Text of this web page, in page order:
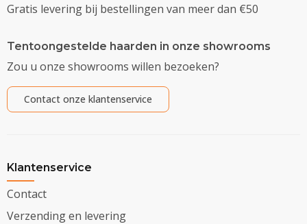
Gratis levering bij bestellingen van meer dan €50
Tentoongestelde haarden in onze showrooms
Zou u onze showrooms willen bezoeken?
Contact onze klantenservice
Klantenservice
Contact
Verzending en levering